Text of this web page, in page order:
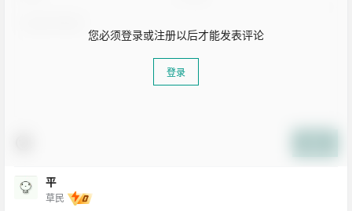
您必须登录或注册以后才能发表评论
登录
平
草民